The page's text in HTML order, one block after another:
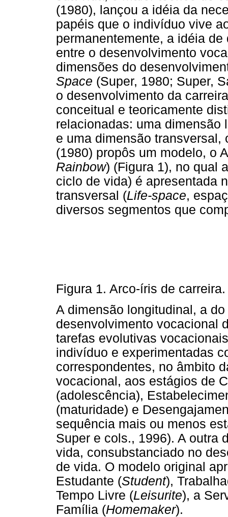
(1980), lançou a idéia da
papéis que o indivíduo vive
permanentemente, a idéia
entre o desenvolvimento
dimensões do
Space (Super, 1980; Super,
o desenvolvimento da
conceitual e teoricamente
relacionadas: uma dimensão
e uma dimensão transversal,
(1980) propôs um modelo, o
Rainbow) (Figura 1), no qual
ciclo de vida) é apresentada
transversal (Life-space,
diversos segmentos que
Figura 1. Arco-íris de
A dimensão longitudinal, a
desenvolvimento vocacional
tarefas evolutivas
indivíduo e experimentadas
correspondentes, no âmbito
vocacional, aos estágios de
(adolescência),
(maturidade) e
sequência mais ou menos
Super e cols., 1996). A outra
vida, consubstanciado no
de vida. O modelo original
Estudante (Student),
Tempo Livre (Leisurite), a
Família (Homemaker).